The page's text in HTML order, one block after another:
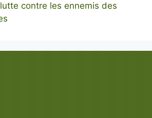
contre les ennemis des